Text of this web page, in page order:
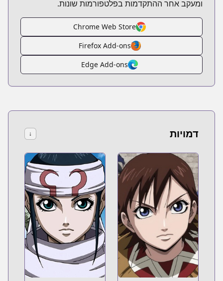
ומעקב אחר ההתקדמות בפלטפורמות שונות.
Chrome Web Store
Firefox Add-ons
Edge Add-ons
דמויות ↓